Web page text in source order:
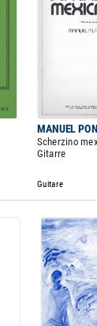
MANUEL
Scherzino
Gitarre
Guitare